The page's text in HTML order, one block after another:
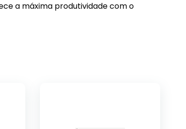
a máxima produtividade com o